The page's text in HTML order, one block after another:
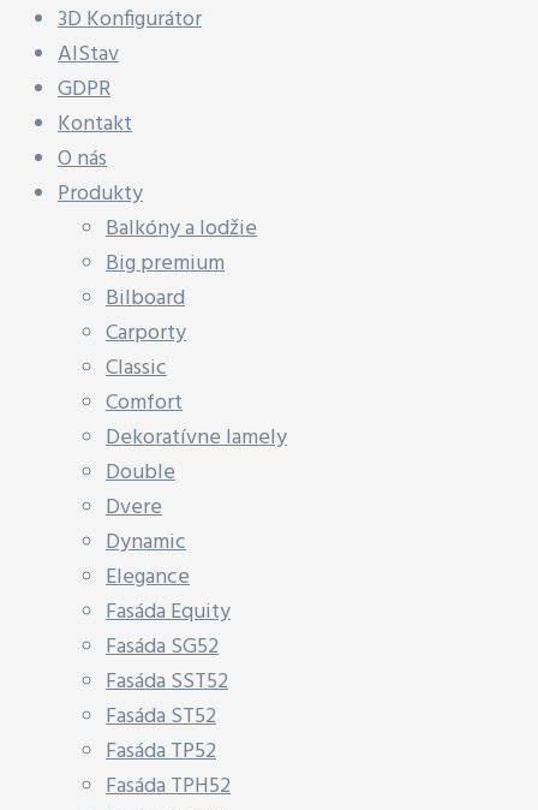
3D Konfigurátor
AlStav
GDPR
Kontakt
O nás
Produkty
Balkóny a lodžie
Big premium
Bilboard
Carporty
Classic
Comfort
Dekoratívne lamely
Double
Dvere
Dynamic
Elegance
Fasáda Equity
Fasáda SG52
Fasáda SST52
Fasáda ST52
Fasáda TP52
Fasáda TPH52